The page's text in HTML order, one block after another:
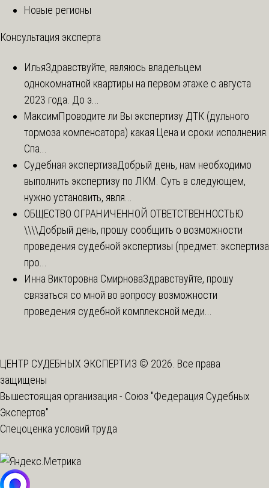
Новые регионы
Консультация эксперта
ИльяЗдравствуйте, являюсь владельцем
однокомнатной квартиры на первом этаже с августа
2023 года. До э...
МаксимПроводите ли Вы экспертизу ДТК (дульного
тормоза компенсатора) какая Цена и сроки исполнения.
Спа...
Судебная экспертизаДобрый день, нам необходимо
выполнить экспертизу по ЛКМ. Суть в следующем,
нужно установить, явля...
ОБЩЕСТВО ОГРАНИЧЕННОЙ ОТВЕТСТВЕННОСТЬЮ
\\\\Добрый день, прошу сообщить о возможности
проведения судебной экспертизы (предмет: экспертиза
про...
Инна Викторовна СмирноваЗдравствуйте, прошу
связаться со мной во вопросу возможности
проведения судебной комплексной меди...
ЦЕНТР СУДЕБНЫХ ЭКСПЕРТИЗ © 2026. Все права
защищены
Вышестоящая организация - Союз "Федерация Судебных
Экспертов"
Спецоценка условий труда